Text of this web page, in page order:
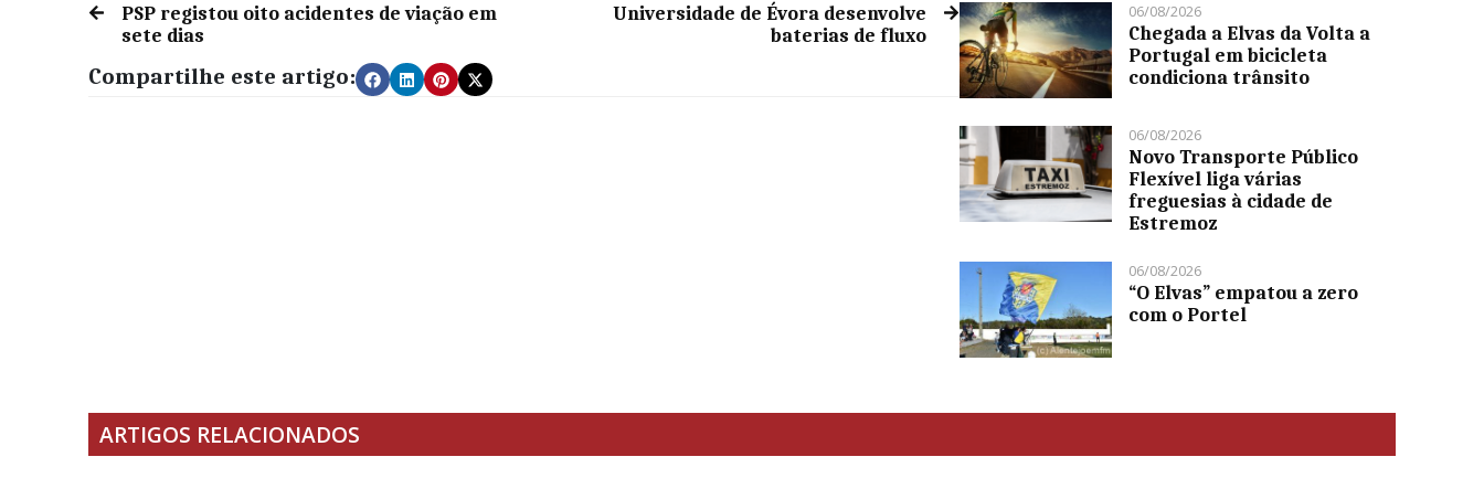
PSP registou oito acidentes de viação em
sete dias
Universidade de Évora desenvolve
baterias de fluxo
Compartilhe este artigo:
06/08/2026
Chegada a Elvas da Volta a
Portugal em bicicleta
condiciona trânsito
06/08/2026
Novo Transporte Público
Flexível liga várias
freguesias à cidade de
Estremoz
06/08/2026
“O Elvas” empatou a zero
com o Portel
ARTIGOS RELACIONADOS